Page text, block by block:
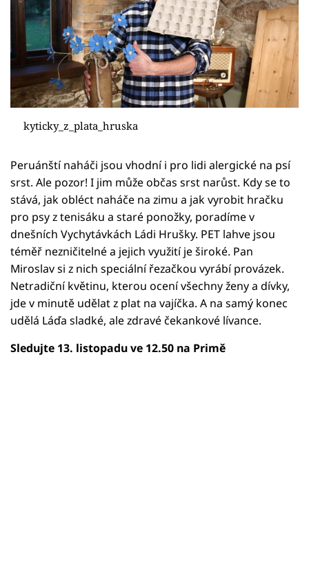
kyticky_z_plata_hruska
Peruánští naháči jsou vhodní i pro lidi alergické na psí
srst. Ale pozor! I jim může občas srst narůst. Kdy se to
stává, jak obléct naháče na zimu a jak vyrobit hračku
pro psy z tenisáku a staré ponožky, poradíme v
dnešních Vychytávkách Ládi Hrušky. PET lahve jsou
téměř nezničitelné a jejich využití je široké. Pan
Miroslav si z nich speciální řezačkou vyrábí provázek.
Netradiční květinu, kterou ocení všechny ženy a dívky,
jde v minutě udělat z plat na vajíčka. A na samý konec
udělá Láďa sladké, ale zdravé čekankové lívance.
Sledujte 13. listopadu ve 12.50 na Primě